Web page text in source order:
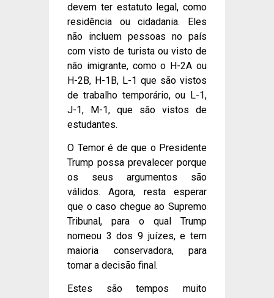
devem ter estatuto legal, como
residência ou cidadania. Eles
não incluem pessoas no país
com visto de turista ou visto de
não imigrante, como o H-2A ou
H-2B, H-1B, L-1 que são vistos
de trabalho temporário, ou L-1,
J-1, M-1, que são vistos de
estudantes.
O Temor é de que o Presidente
Trump possa prevalecer porque
os seus argumentos são
válidos. Agora, resta esperar
que o caso chegue ao Supremo
Tribunal, para o qual Trump
nomeou 3 dos 9 juízes, e tem
maioria conservadora, para
tomar a decisão final.
Estes são tempos muito